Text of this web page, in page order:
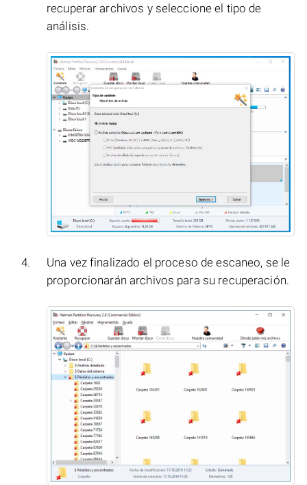
recuperar archivos y seleccione el tipo de
análisis.
Una vez finalizado el proceso de escaneo, se le
proporcionarán archivos para su recuperación.